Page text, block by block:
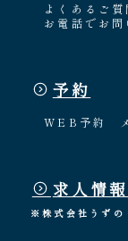
よくあるご質
お電話でお問
予約
WEB予約
求人情報
※株式会社うずの